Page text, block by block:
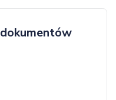
dokumentów